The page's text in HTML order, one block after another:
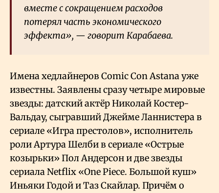
вместе с сокращением расходов
потерял часть экономического
эффекта», — говорит Карабаева.
Имена хедлайнеров Comic Con Astana уже
известны. Заявлены сразу четыре мировые
звезды: датский актёр Николай Костер-
Вальдау, сыгравший Джейме Ланнистера в
сериале «Игра престолов», исполнитель
роли Артура Шелби в сериале «Острые
козырьки» Пол Андерсон и две звезды
сериала Netflix «One Piece. Большой куш»
Иньяки Годой и Таз Скайлар. Причём о